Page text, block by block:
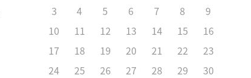
3
4 5 6 7 8
9
10
11 12 13 14 15
16
17
18 19 20 21 22
23
24
25 26 27 28 29
30